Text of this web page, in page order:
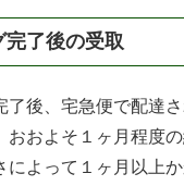
完了後の受取
了後、宅急便で配達
おおよそ１ヶ月程度
によって１ヶ月以上